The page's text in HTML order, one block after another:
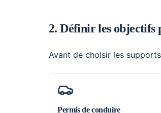
2. Définir les objectifs
Avant de choisir les
Permis de conduire